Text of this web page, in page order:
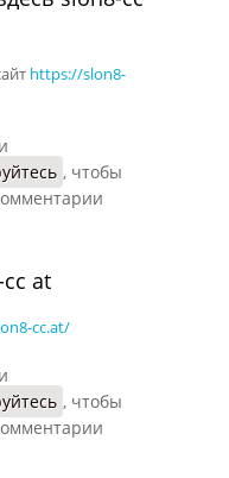
https://slon8-
, чтобы
at
cc.at/
, чтобы